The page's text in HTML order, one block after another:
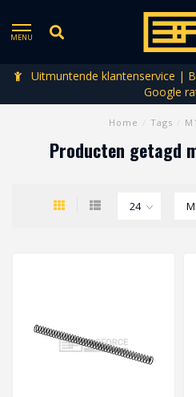
MENU
Uitmuntende klantenservice |
Google
Home Tags
Producten getagd